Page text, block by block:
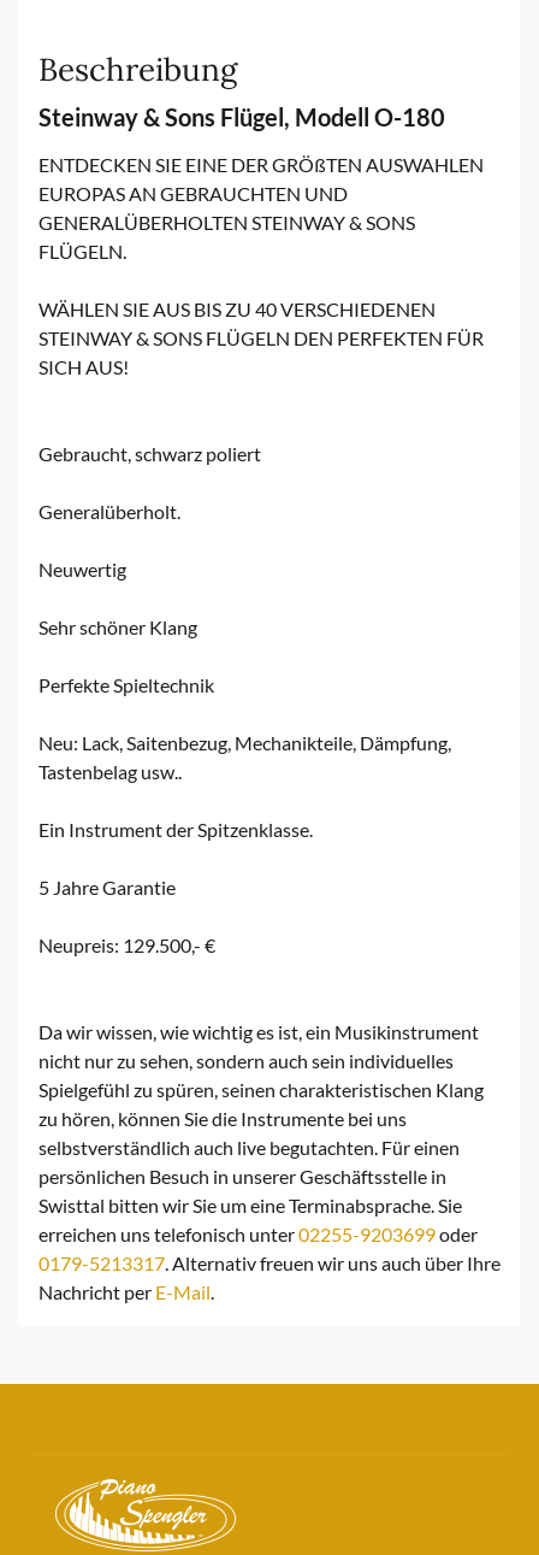
Beschreibung
Steinway & Sons Flügel, Modell O-180
ENTDECKEN SIE EINE DER GRÖßTEN AUSWAHLEN
EUROPAS AN GEBRAUCHTEN UND
GENERALÜBERHOLTEN STEINWAY & SONS
FLÜGELN.
WÄHLEN SIE AUS BIS ZU 40 VERSCHIEDENEN
STEINWAY & SONS FLÜGELN DEN PERFEKTEN FÜR
SICH AUS!
Gebraucht, schwarz poliert
Generalüberholt.
Neuwertig
Sehr schöner Klang
Perfekte Spieltechnik
Neu: Lack, Saitenbezug, Mechanikteile, Dämpfung,
Tastenbelag usw..
Ein Instrument der Spitzenklasse.
5 Jahre Garantie
Neupreis: 129.500,- €
Da wir wissen, wie wichtig es ist, ein Musikinstrument
nicht nur zu sehen, sondern auch sein individuelles
Spielgefühl zu spüren, seinen charakteristischen Klang
zu hören, können Sie die Instrumente bei uns
selbstverständlich auch live begutachten. Für einen
persönlichen Besuch in unserer Geschäftsstelle in
Swisttal bitten wir Sie um eine Terminabsprache. Sie
erreichen uns telefonisch unter02255-9203699oder
0179-5213317. Alternativ freuen wir uns auch über Ihre
Nachricht per E-Mail.